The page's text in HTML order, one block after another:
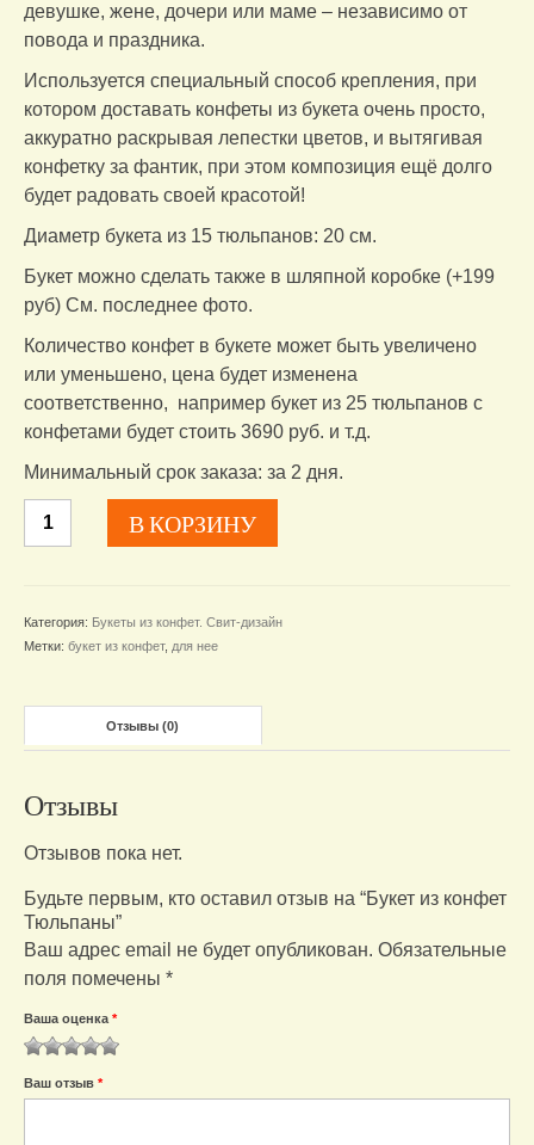
девушке, жене, дочери или маме – независимо от
повода и праздника.
Используется специальный способ крепления, при
котором доставать конфеты из букета очень просто,
аккуратно раскрывая лепестки цветов, и вытягивая
конфетку за фантик, при этом композиция ещё долго
будет радовать своей красотой!
Диаметр букета из 15 тюльпанов: 20 см.
Букет можно сделать также в шляпной коробке (+199
руб) См. последнее фото.
Количество конфет в букете может быть увеличено
или уменьшено, цена будет изменена
соответственно, например букет из 25 тюльпанов с
конфетами будет стоить 3690 руб. и т.д.
Минимальный срок заказа: за 2 дня.
Количество
товара
Тюльпаны
В КОРЗИНУ
Категория: Букеты из конфет. Свит-дизайн
Метки: букет из конфет, для нее
Отзывы (0)
Отзывы
Отзывов пока нет.
Будьте первым, кто оставил отзыв на “Букет из конфет
Тюльпаны”
Ваш адрес email не будет опубликован. Обязательные
поля помечены *
Ваша оценка *
Ваш отзыв *